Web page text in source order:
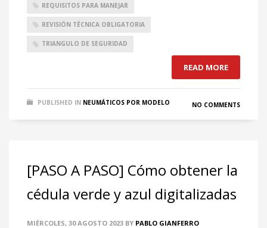
REQUISITOS PARA MANEJAR
REVISIÓN TÉCNICA OBLIGATORIA
TRIANGULO DE SEGURIDAD
READ MORE
PUBLISHED IN NEUMÁTICOS POR MODELO NO COMMENTS
[PASO A PASO] Cómo obtener la
cédula verde y azul digitalizadas
MIÉRCOLES, 30 AGOSTO 2023 BY PABLO GIANFERRO